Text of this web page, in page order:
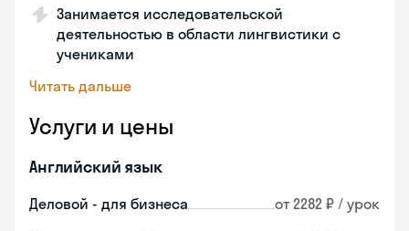
Занимается исследовательской
деятельностью в области лингвистики с
учениками
Читать дальше
Услуги и цены
Английский язык
Деловой - для бизнеса от 2282 ₽ / урок